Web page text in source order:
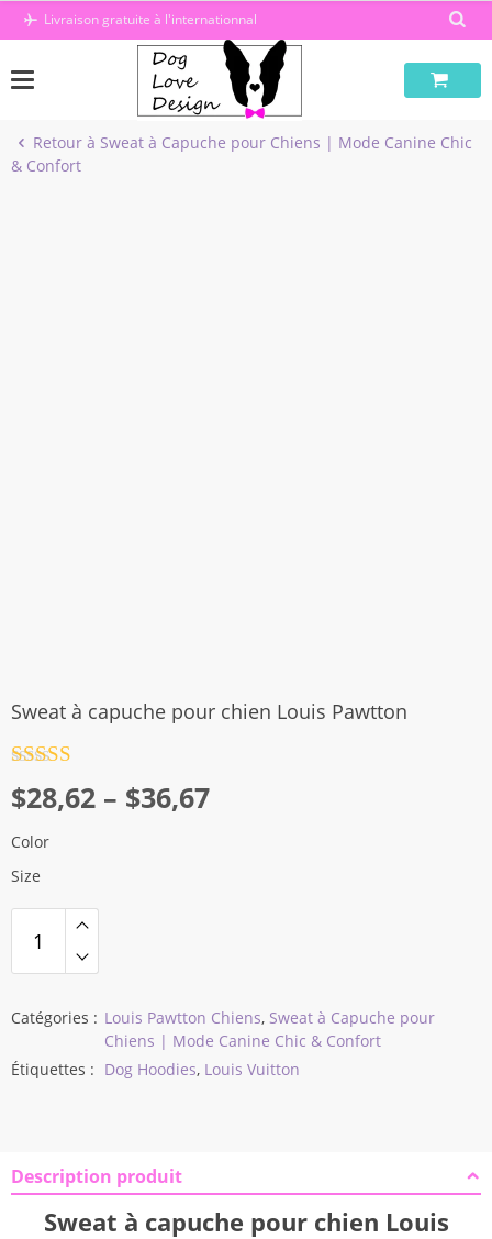
PasserLivraison gratuite à l'internationnal
Retour à Sweat à Capuche pour Chiens | Mode Canine Chic
& Confort
Sweat à capuche pour chien Louis Pawtton
sur 5
$28,62 – $36,67
Plage
de
prix :
$36,67
Color
Size
Catégories : Louis Pawtton Chiens, Sweat à Capuche pour
Chiens | Mode Canine Chic & Confort
Étiquettes : Dog Hoodies, Louis Vuitton
Description produit
Sweat à capuche pour chien Louis